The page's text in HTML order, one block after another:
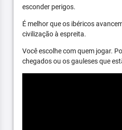
esconder perigos.
É melhor que os ibéricos
civilização à espreita.
Você escolhe com quem jogar.
chegados ou os gauleses que